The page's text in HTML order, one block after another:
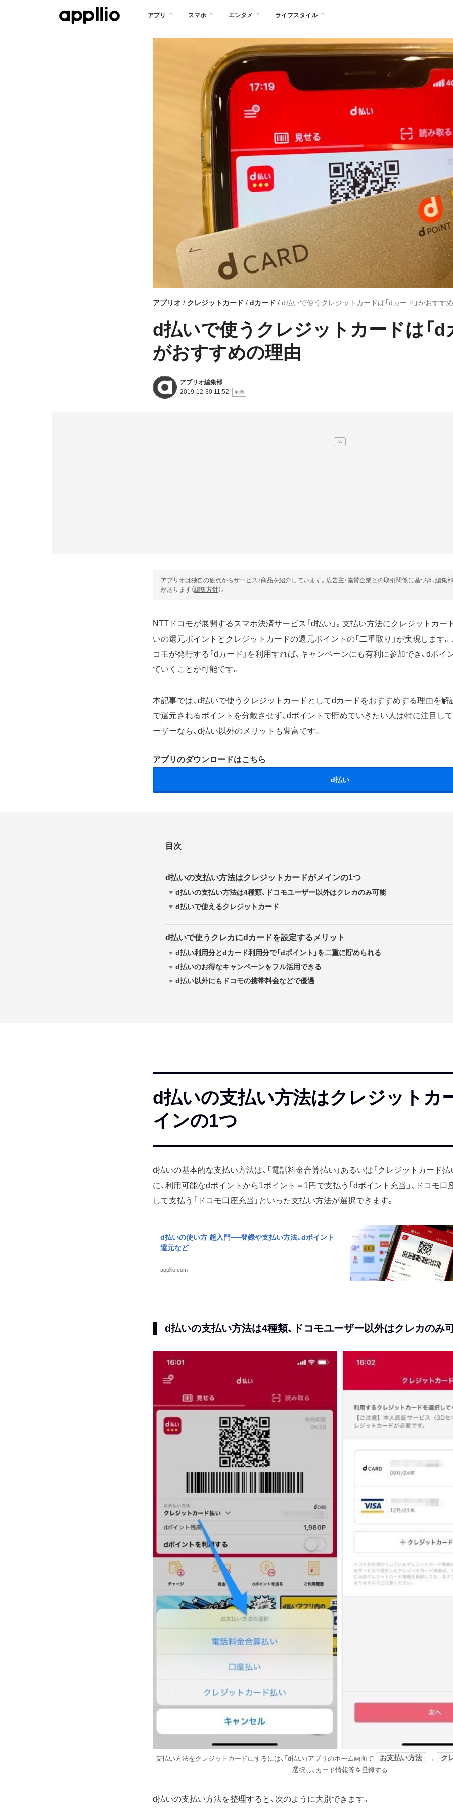
アプリ スマホ エンタメ ライフスタイル
アプリオ クレジットカード dカード d払いで使うクレジットカードは「dカード」がおすす
d払いで使うクレジットカードは「d
がおすすめの理由
アプリオ編集部
2019-12-30 11:52
アプリオは独自の観点からサービス・商品を紹介しています。広告主・協賛企業との取引関係に基づき、編集
があります（編集方針）。
NTTドコモが展開するスマホ決済サービス「d払い」。支払い方法にクレジットカー
いの還元ポイントとクレジットカードの還元ポイントの「二重取り」が実現します
コモが発行する「dカード」を利用すれば、キャンペーンにも有利に参加でき、dポイ
ていくことが可能です。
本記事では、d払いで使うクレジットカードとしてdカードをおすすめする理由を解
で還元されるポイントを分散させず、dポイントで貯めていきたい人は特に注目し
ーザーなら、d払い以外のメリットも豊富です。
アプリのダウンロードはこちら
d払い
目次
d払いの支払い方法はクレジットカードがメインの1つ
d払いの支払い方法は4種類、ドコモユーザー以外はクレカのみ可能
d払いで使えるクレジットカード
d払いで使うクレカにdカードを設定するメリット
d払い利用分とdカード利用分で「dポイント」を二重に貯められる
d払いのお得なキャンペーンをフル活用できる
d払い以外にもドコモの携帯料金などで優遇
d払いの支払い方法はクレジットカ
インの1つ
d払いの基本的な支払い方法は、「電話料金合算払い」あるいは「クレジットカード払
に、利用可能なdポイントから1ポイント＝1円で支払う「dポイント充当」、ドコモ
して支払う「ドコモ口座充当」といった支払い方法が選択できます。
d払いの使い方 超入門──登録や支払い方法、dポイント
還元など
appllio.com
d払いの支払い方法は4種類、ドコモユーザー以外はクレカのみ
支払い方法をクレジットカードにするには、「d払い」アプリのホーム画面で お支払い方法 → ク
選択し、カード情報等を登録する
d払いの支払い方法を整理すると、次のように大別できます。